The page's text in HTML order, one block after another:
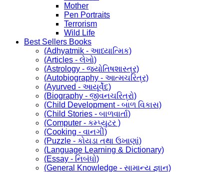
Mother
Pen Portraits
Terrorism
Wild Life
Best Sellers Books
(Adhyatmik - આધ્યાત્મિક)
(Articles - લેખો)
(Astrology - જ્યોતિષશાસ્ત્ર)
(Autobiography - આત્મચરિત્ર)
(Ayurved - આયૂર્વેદ)
(Biography - જીવનચરિત્રો)
(Child Development - બાળ વિકાસ)
(Child Stories - બાળવાર્તા)
(Computer - કમ્પ્યુટર )
(Cooking - વાનગી)
(Puzzle - કોયડા તથા ઉખાણાં)
(Language Learning & Dictionary)
(Essay - નિબંધો)
(General Knowledge - સામાન્ય જ્ઞાન)